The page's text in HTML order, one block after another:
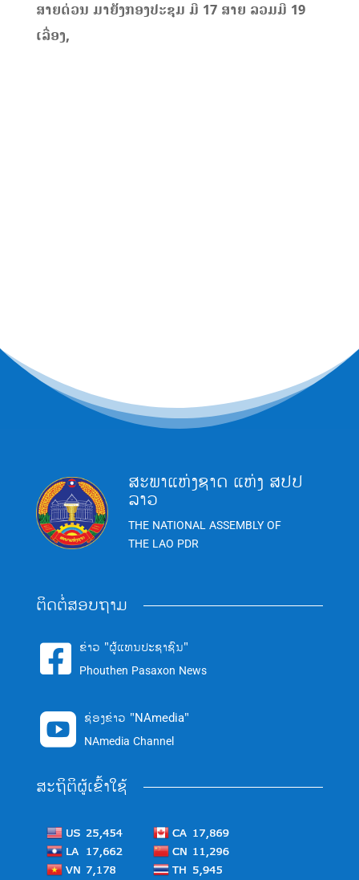
ສາຍດ່ວນ ມາຍັງກອງປະຊຸມ ມີ 17 ສາຍ ລວມມີ 19
ເລື່ອງ,
ສະພາແຫ່ງຊາດ ແຫ່ງ ສປປ
ລາວ
THE NATIONAL ASSEMBLY OF
THE LAO PDR
ຕິດຕໍ່ສອບຖາມ
 ຂ່າວ "ຜູ້ແທນປະຊາຊົນ"
Phouthen Pasaxon News
 ຊ່ອງຂ່າວ "NAmedia"
NAmedia Channel
ສະຖິຕິຜູ້ເຂົ້າໃຊ້